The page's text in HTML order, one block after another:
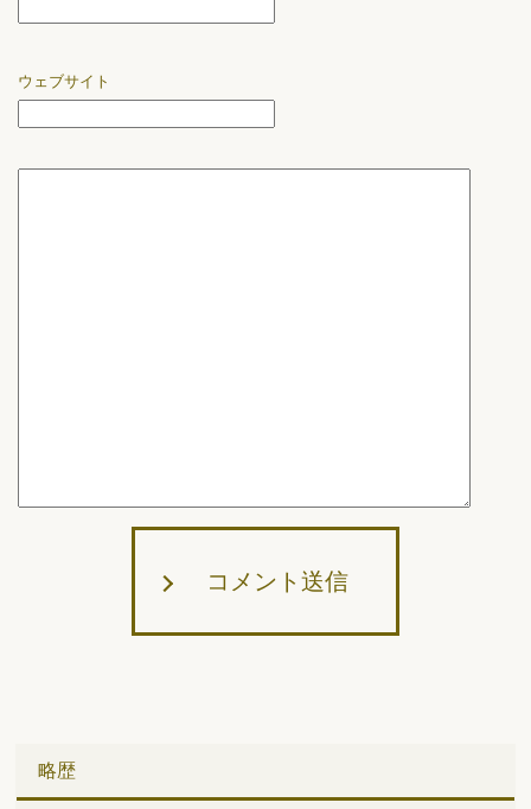
ウェブサイト
コメント送信
略歴